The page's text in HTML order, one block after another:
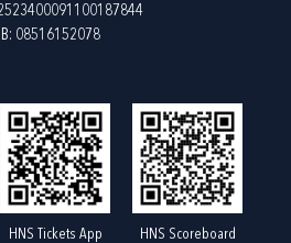
08516152078
HNS Tickets App
HNS Scoreboard